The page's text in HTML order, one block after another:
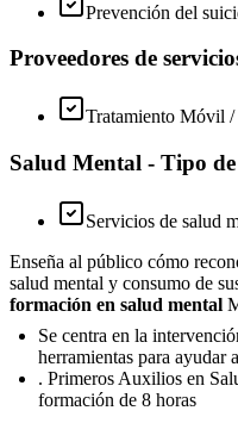
Prevención del
Proveedores de
Tratamiento Móvil
Salud Mental - Tipo
Servicios de salud
Enseña al público cómo
salud mental y consumo de
formación en salud mental
Se centra en la
herramientas para ayudar
. Primeros Auxilios en
formación de 8 horas